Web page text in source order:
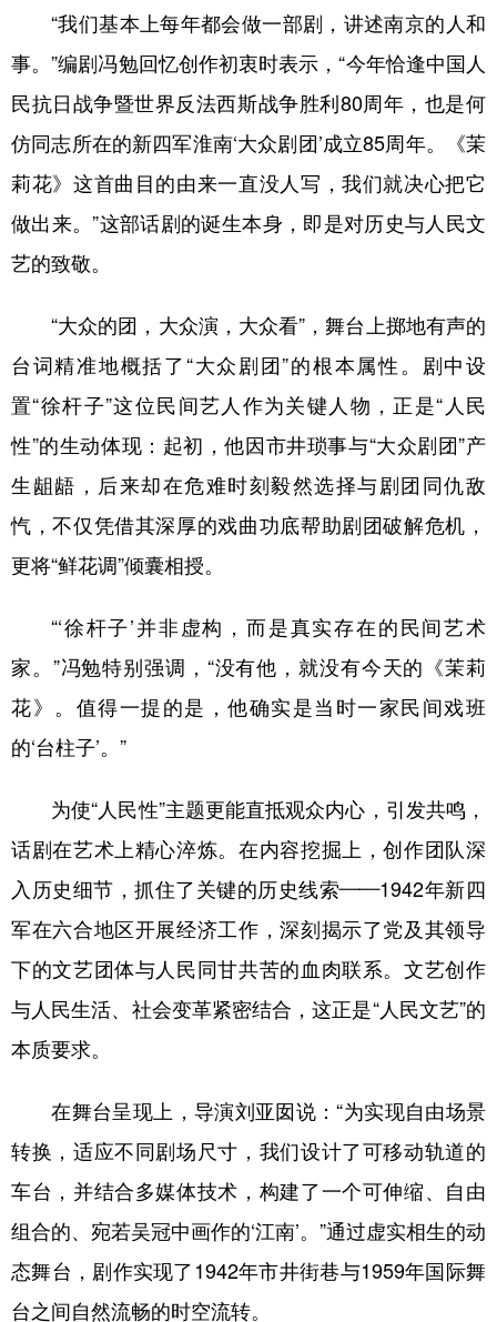
Deutsch Português
“我们基本上每年都会做一部剧，讲述南京的人和
事。”编剧冯勉回忆创作初衷时表示，“今年恰逢中国人
民抗日战争暨世界反法西斯战争胜利80周年，也是何
仿同志所在的新四军淮南‘大众剧团’成立85周年。《茉
莉花》这首曲目的由来一直没人写，我们就决心把它
做出来。”这部话剧的诞生本身，即是对历史与人民文
艺的致敬。
“大众的团，大众演，大众看”，舞台上掷地有声的
台词精准地概括了“大众剧团”的根本属性。剧中设
置“徐杆子”这位民间艺人作为关键人物，正是“人民
性”的生动体现：起初，他因市井琐事与“大众剧团”产
生龃龉，后来却在危难时刻毅然选择与剧团同仇敌
忾，不仅凭借其深厚的戏曲功底帮助剧团破解危机，
更将“鲜花调”倾囊相授。
“‘徐杆子’并非虚构，而是真实存在的民间艺术
家。”冯勉特别强调，“没有他，就没有今天的《茉莉
花》。值得一提的是，他确实是当时一家民间戏班
的‘台柱子’。”
为使“人民性”主题更能直抵观众内心，引发共鸣，
话剧在艺术上精心淬炼。在内容挖掘上，创作团队深
入历史细节，抓住了关键的历史线索——1942年新四
军在六合地区开展经济工作，深刻揭示了党及其领导
下的文艺团体与人民同甘共苦的血肉联系。文艺创作
与人民生活、社会变革紧密结合，这正是“人民文艺”的
本质要求。
在舞台呈现上，导演刘亚囡说：“为实现自由场景
转换，适应不同剧场尺寸，我们设计了可移动轨道的
车台，并结合多媒体技术，构建了一个可伸缩、自由
组合的、宛若吴冠中画作的‘江南’。”通过虚实相生的动
态舞台，剧作实现了1942年市井街巷与1959年国际舞
台之间自然流畅的时空流转。